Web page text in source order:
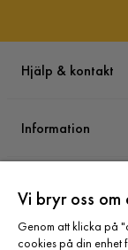
Hjälp & kontakt
Information
Sortiment
Vi bryr oss om
Genom att klicka på
cookies på din enhet